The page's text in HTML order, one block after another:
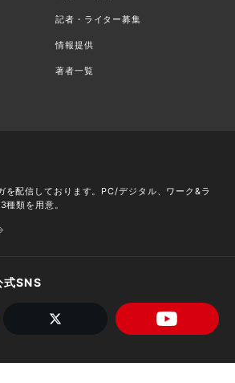
記者・ライター募集
情報提供
著者一覧
を配信しております。PC/デジタル、ワーク&ラ
類を用意。
式SNS